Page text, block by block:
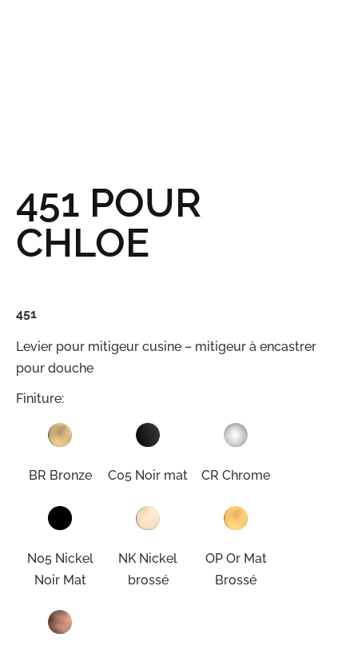
451 POUR
CHLOE
451
Levier pour mitigeur cusine – mitigeur à encastrer
pour douche
Finiture:
BR Bronze C05 Noir mat CR Chrome
N05 Nickel
Noir Mat
NK Nickel
brossé
OP Or Mat
Brossé